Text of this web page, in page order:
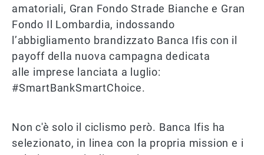
amatoriali, Gran Fondo Strade Bianche e Gran
Fondo Il Lombardia, indossando
l’abbigliamento brandizzato Banca Ifis con il
payoff della nuova campagna dedicata
alle imprese lanciata a luglio:
#SmartBankSmartChoice.
Non c'è solo il ciclismo però. Banca Ifis ha
selezionato, in linea con la propria mission e i